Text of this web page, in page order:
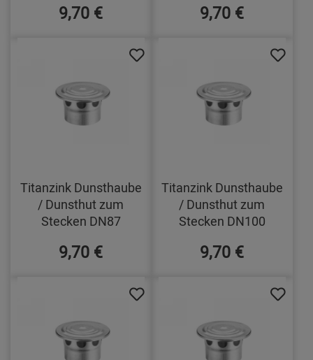
9,70 € 9,70 €
Titanzink Dunsthaube
/ Dunsthut zum
Stecken DN87
9,70 €
Titanzink Dunsthaube
/ Dunsthut zum
Stecken DN100
9,70 €